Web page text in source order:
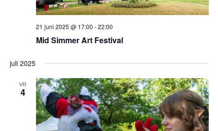
Mid Simmer Art Festival
21 juni 2025 @ 17:00 -22:00
juli 2025
VR
4